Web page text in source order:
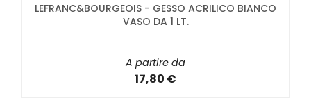
LEFRANC&BOURGEOIS - GESSO ACRILICO BIANCO
VASO DA 1 LT.
A partire da
17,80 €